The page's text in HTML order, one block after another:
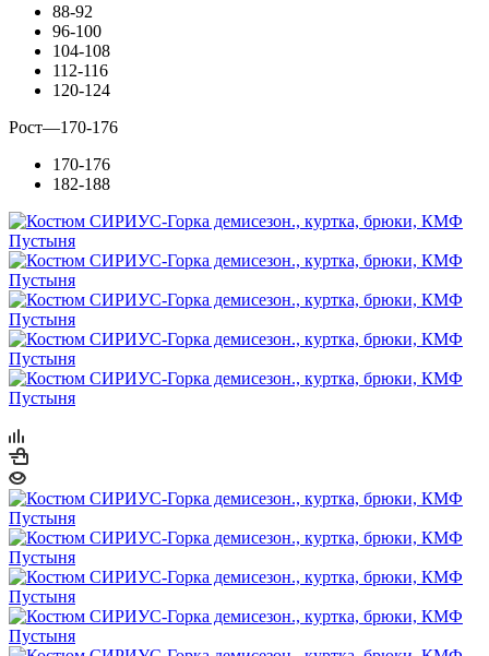
88-92
96-100
104-108
112-116
120-124
Рост—170-176
170-176
182-188